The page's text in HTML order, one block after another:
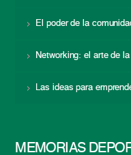
El poder de la
Networking: el arte de
Las ideas para
MEMORIAS